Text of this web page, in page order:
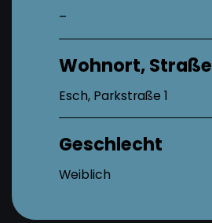
–
Wohnort, Straße
Esch, Parkstraße 1
Geschlecht
Weiblich